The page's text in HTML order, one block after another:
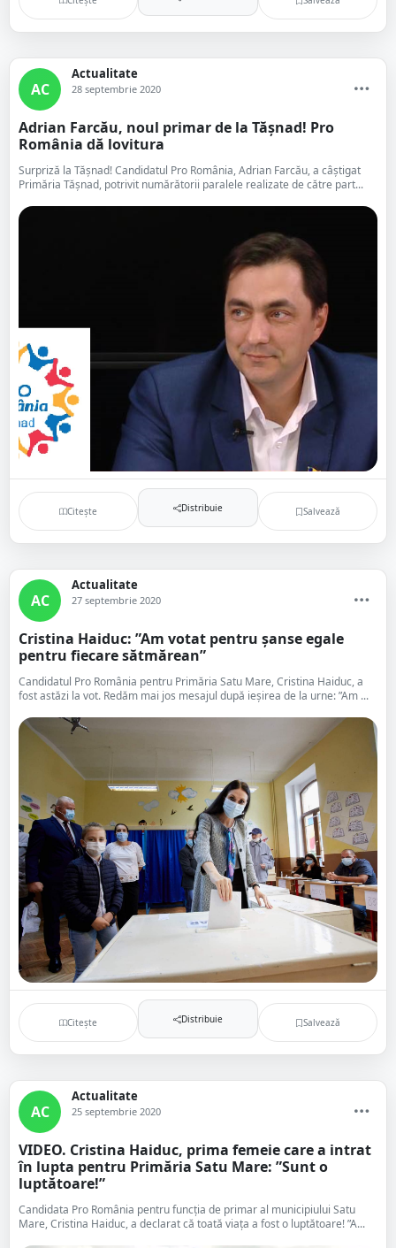
AC
Actualitate
28 septembrie 2020
Adrian Farcău, noul primar de la Tășnad! Pro
România dă lovitura
Surpriză la Tășnad! Candidatul Pro România, Adrian Farcău, a câștigat
Primăria Tășnad, potrivit numărătorii paralele realizate de către part...
Citește Distribuie Salvează
AC
Actualitate
27 septembrie 2020
Cristina Haiduc: ”Am votat pentru șanse egale
pentru fiecare sătmărean”
Candidatul Pro România pentru Primăria Satu Mare, Cristina Haiduc, a
fost astăzi la vot. Redăm mai jos mesajul după ieșirea de la urne: ”Am ...
Citește Distribuie Salvează
AC
Actualitate
25 septembrie 2020
VIDEO. Cristina Haiduc, prima femeie care a intrat
în lupta pentru Primăria Satu Mare: ”Sunt o
luptătoare!”
Candidata Pro România pentru funcția de primar al municipiului Satu
Mare, Cristina Haiduc, a declarat că toată viața a fost o luptătoare! ”A...